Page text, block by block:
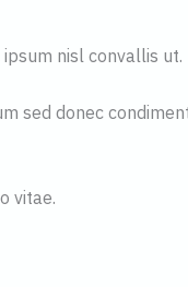
nisl convallis ut.
sed donec
vitae.